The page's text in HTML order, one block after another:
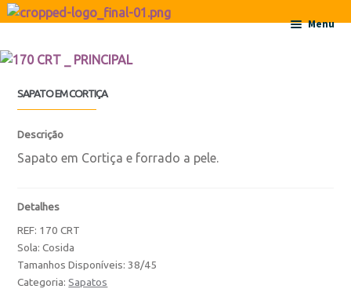
Ir para a navegação
Saltar para o conteúdo
Menu
Botas
Botas
SAPATO EM CORTIÇA
Descrição
Sapato em Cortiça e forrado a pele.
Detalhes
REF: 170 CRT
Sola: Cosida
Tamanhos Disponíveis: 38/45
Categoria:Sapatos